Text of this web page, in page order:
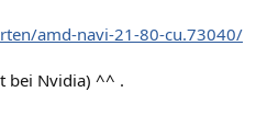
amd-navi-21-80-cu.73040/
bei Nvidia) ^^ .